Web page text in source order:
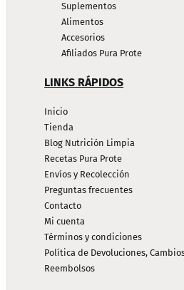
Suplementos
Alimentos
Accesorios
Afiliados Pura Prote
LINKS RÁPIDOS
Inicio
Tienda
Blog Nutrición Limpia
Recetas Pura Prote
Envíos y Recolección
Preguntas frecuentes
Contacto
Mi cuenta
Términos y condiciones
Política de Devoluciones,
Reembolsos